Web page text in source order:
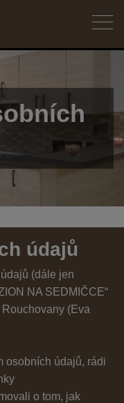
údajů
(dále jen
NA SEDMIČCE“
(Eva
osobních údajů, rádi
o tom, jak